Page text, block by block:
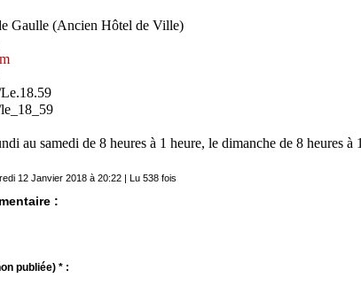
Gaulle (Ancien Hôtel de Ville)
au samedi de 8 heures à 1 heure, le dimanche de 8 heures à
12 Janvier 2018 à 20:22 | Lu 538 fois
:
publiée) * :